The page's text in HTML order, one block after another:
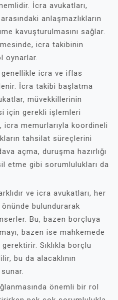
İcra avukatları,
anlaşmazlıkların
kavuşturulmasını sağlar.
icra takibinin
oynarlar.
genellikle icra ve iflas
İcra takibi başlatma
müvekkillerinin
için gerekli işlemleri
icra memurlarıyla koordineli
tahsilat süreçlerini
açma, duruşma hazırlığı
etme gibi sorumlulukları da
ve icra avukatları, her
bulundurarak
Bu, bazen borçluya
bazen ise mahkemede
Sıklıkla borçlu
bu da alacaklının
önemli bir rol